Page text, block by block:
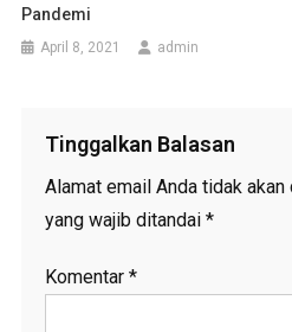
Pandemi
April 8, 2021 admin
Tinggalkan Balasan
Alamat email Anda tidak
yang wajib ditandai *
Komentar *